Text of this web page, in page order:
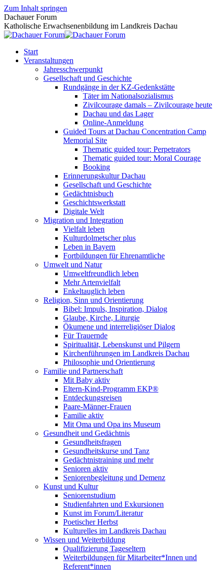
Zum Inhalt springen
Dachauer Forum
Katholische Erwachsenenbildung im Landkreis Dachau
Start
Veranstaltungen
Jahresschwerpunkt
Gesellschaft und Geschichte
Rundgänge in der KZ-Gedenkstätte
Täter im Nationalsozialismus
Zivilcourage damals – Zivilcourage heute
Dachau und das Lager
Online-Anmeldung
Guided Tours at Dachau Concentration Camp
Memorial Site
Thematic guided tour: Perpetrators
Thematic guided tour: Moral Courage
Booking
Erinnerungskultur Dachau
Gesellschaft und Geschichte
Gedächtnisbuch
Geschichtswerkstatt
Digitale Welt
Migration und Integration
Vielfalt leben
Kulturdolmetscher plus
Leben in Bayern
Fortbildungen für Ehrenamtliche
Umwelt und Natur
Umweltfreundlich leben
Mehr Artenvielfalt
Enkeltauglich leben
Religion, Sinn und Orientierung
Bibel: Impuls, Inspiration, Dialog
Glaube, Kirche, Liturgie
Ökumene und interreligiöser Dialog
Für Trauernde
Spiritualität, Lebenskunst und Pilgern
Kirchenführungen im Landkreis Dachau
Philosophie und Orientierung
Familie und Partnerschaft
Mit Baby aktiv
Eltern-Kind-Programm EKP®
Entdeckungsreisen
Paare-Männer-Frauen
Familie aktiv
Mit Oma und Opa ins Museum
Gesundheit und Gedächtnis
Gesundheitsfragen
Gesundheitskurse und Tanz
Gedächtnistraining und mehr
Senioren aktiv
Seniorenbegleitung und Demenz
Kunst und Kultur
Seniorenstudium
Studienfahrten und Exkursionen
Kunst im Forum/Literatur
Poetischer Herbst
Kulturelles im Landkreis Dachau
Wissen und Weiterbildung
Qualifizierung Tageseltern
Weiterbildungen für Mitarbeiter*Innen und
Referent*innen